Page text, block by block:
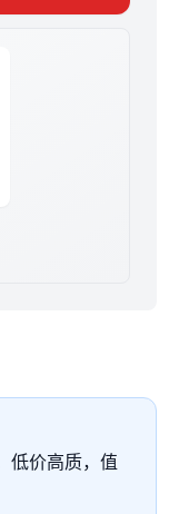
低价高质，值